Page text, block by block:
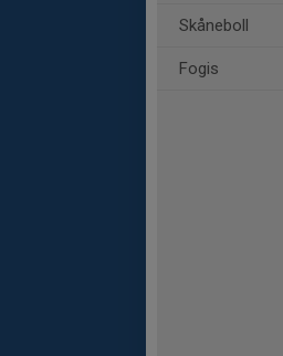
Skåneboll
Fogis